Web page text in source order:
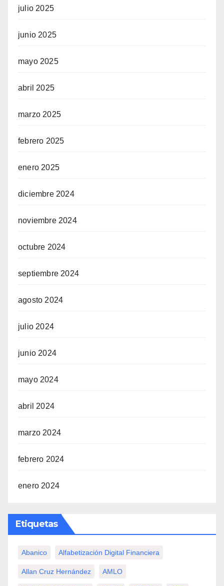
julio 2025
junio 2025
mayo 2025
abril 2025
marzo 2025
febrero 2025
enero 2025
diciembre 2024
noviembre 2024
octubre 2024
septiembre 2024
agosto 2024
julio 2024
junio 2024
mayo 2024
abril 2024
marzo 2024
febrero 2024
enero 2024
Etiquetas
Abanico Alfabetización Digital Financiera
Allan Cruz Hernández AMLO